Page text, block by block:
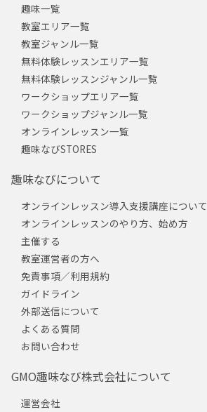
趣味一覧
教室エリア一覧
教室ジャンル一覧
無料体験レッスンエリア一覧
無料体験レッスンジャンル一覧
ワークショップエリア一覧
ワークショップジャンル一覧
オンラインレッスン一覧
趣味なびSTORES
趣味なびについて
オンラインレッスン導入支援講座について
オンラインレッスンのやり方、始め方
主催する
教室運営者の方へ
免責事項／利用規約
ガイドライン
外部送信について
よくある質問
お問い合わせ
GMO趣味なび株式会社について
運営会社